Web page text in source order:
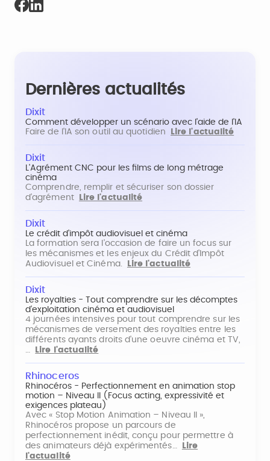
Dernières actualités
Dixit
Comment développer un scénario avec l'aide de l'IA
Faire de l'IA son outil au quotidien
Lire l'actualité
Dixit
L'Agrément CNC pour les films de long métrage
cinéma
Comprendre, remplir et sécuriser son dossier
d'agrément
Lire l'actualité
Dixit
Le crédit d'impôt audiovisuel et cinéma
La formation sera l'occasion de faire un focus sur
les mécanismes et les enjeux du Crédit d'Impôt
Audiovisuel et Cinéma.
Lire l'actualité
Dixit
Les royalties - Tout comprendre sur les décomptes
d'exploitation cinéma et audiovisuel
4 journées intensives pour tout comprendre sur les
mécanismes de versement des royalties entre les
différents ayants droits d'une oeuvre cinéma et TV,
Lire l'actualité
Rhinoceros
Rhinocéros - Perfectionnement en animation stop
motion – Niveau II (Focus acting, expressivité et
exigences plateau)
Avec « Stop Motion Animation – Niveau II »,
Rhinocéros propose un parcours de
perfectionnement inédit, conçu pour permettre à
des animateurs déjà expérimentés…
Lire
l'actualité